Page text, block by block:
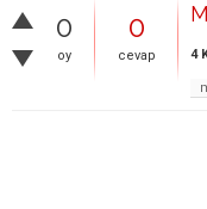
0
oy
0
cevap 4